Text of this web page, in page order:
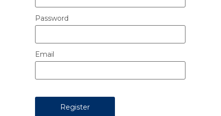
Password
Email